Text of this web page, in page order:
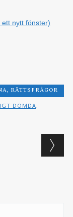
nytt fönster)
, RÄTTSFRÅGOR
DÖMDA,